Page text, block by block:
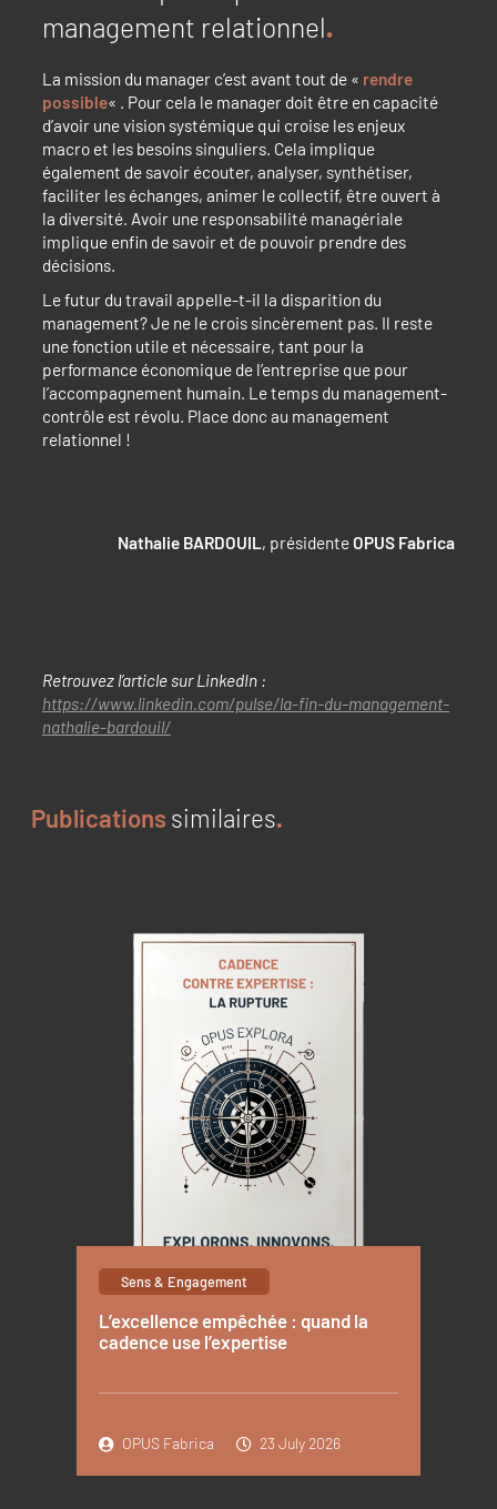
management relationnel
La mission du manager c’est avant tout de « rendre
possible« . Pour cela le manager doit être en capacité
d’avoir une vision systémique qui croise les enjeux
macro et les besoins singuliers. Cela implique
également de savoir écouter, analyser, synthétiser,
faciliter les échanges, animer le collectif, être ouvert à
la diversité. Avoir une responsabilité managériale
implique enfin de savoir et de pouvoir prendre des
décisions.
Le futur du travail appelle-t-il la disparition du
management? Je ne le crois sincèrement pas. Il reste
une fonction utile et nécessaire, tant pour la
performance économique de l’entreprise que pour
l’accompagnement humain. Le temps du management-
contrôle est révolu. Place donc au management
relationnel !
Nathalie BARDOUIL, présidenteOPUS Fabrica
Retrouvez l’article sur LinkedIn :
https://www.linkedin.com/pulse/la-fin-du-management-
nathalie-bardouil/
Publicationssimilaires
Sens & Engagement
L’excellence empêchée : quand la
cadence use l’expertise
OPUS Fabrica 23 July 2026